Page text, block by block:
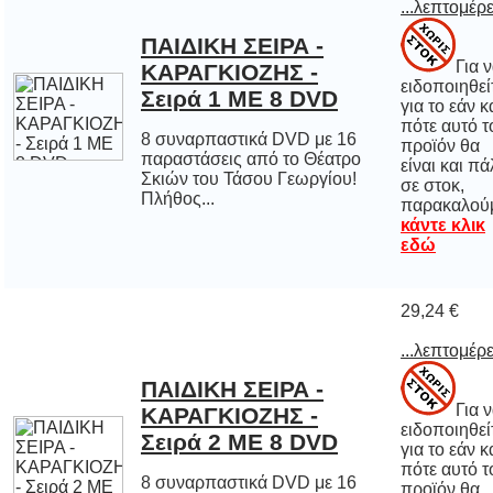
ΠΑΙΔΙΚΗ ΣΕΙΡΑ -
ΚΑΡΑΓΚΙΟΖΗΣ -
Σειρά 1 ΜΕ 8 DVD
8 συναρπαστικά DVD με 16
παραστάσεις από το Θέατρο
Σκιών του Τάσου Γεωργίου!
Πλήθος...
Για
για το εάν
πότε
προϊόν
είναι και
σε
κάντε κλικ
εδώ
ΠΑΙΔΙΚΗ ΣΕΙΡΑ -
ΚΑΡΑΓΚΙΟΖΗΣ -
Σειρά 2 ΜΕ 8 DVD
8 συναρπαστικά DVD με 16
παραστάσεις από το Θέατρο
Σκιών του Τάσου Γεωργίου!
29,24 €
Για
για το εάν
πότε
προϊόν
είναι και
σε